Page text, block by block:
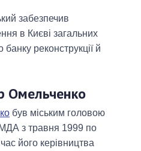
забезпечив
в Києві загальних
реконструкції й
Омельченко
був міським головою
з травня 1999 по
його керівництва